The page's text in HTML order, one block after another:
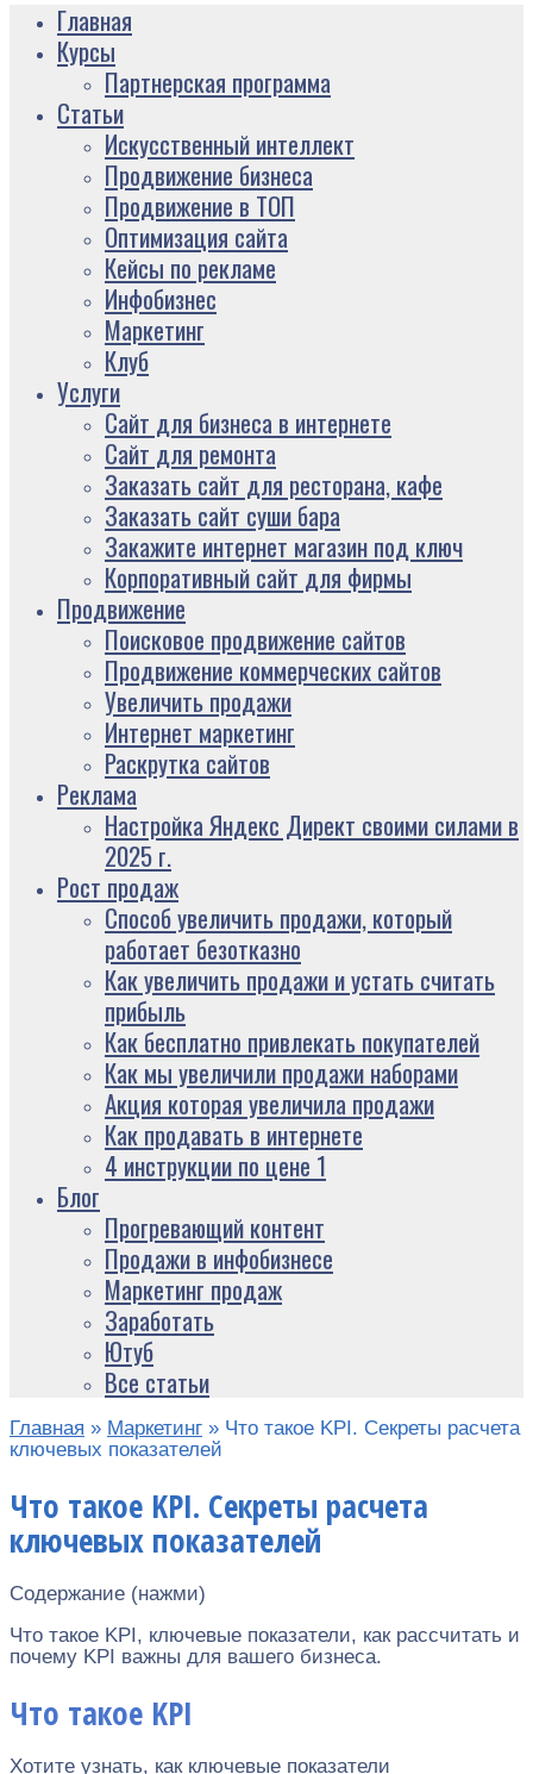
Главная
Курсы
Партнерская программа
Статьи
Искусственный интеллект
Продвижение бизнеса
Продвижение в ТОП
Оптимизация сайта
Кейсы по рекламе
Инфобизнес
Маркетинг
Клуб
Услуги
Сайт для бизнеса в интернете
Сайт для ремонта
Заказать сайт для ресторана, кафе
Заказать сайт суши бара
Закажите интернет магазин под ключ
Корпоративный сайт для фирмы
Продвижение
Поисковое продвижение сайтов
Продвижение коммерческих сайтов
Увеличить продажи
Интернет маркетинг
Раскрутка сайтов
Реклама
Настройка Яндекс Директ своими силами в
2025 г.
Рост продаж
Способ увеличить продажи, который
работает безотказно
Как увеличить продажи и устать считать
прибыль
Как бесплатно привлекать покупателей
Как мы увеличили продажи наборами
Акция которая увеличила продажи
Как продавать в интернете
4 инструкции по цене 1
Блог
Прогревающий контент
Продажи в инфобизнесе
Маркетинг продаж
Заработать
Ютуб
Все статьи
Главная » Маркетинг » Что такое KPI. Секреты расчета
ключевых показателей
Что такое KPI. Секреты расчета
ключевых показателей
Содержание (нажми)
Что такое KPI, ключевые показатели, как рассчитать и
почему KPI важны для вашего бизнеса.
Что такое KPI
Хотите узнать, как ключевые показатели